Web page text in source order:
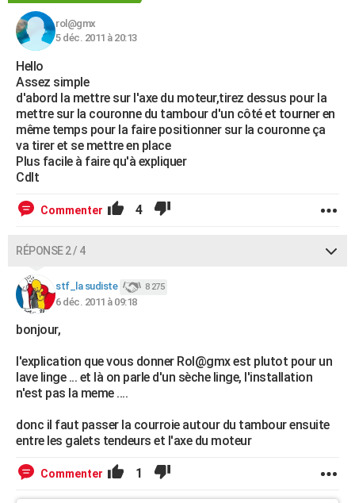
Dictionnaire
Biographies
Citations
Expressions
Proverbes
PROGRAMME TV
COPAINS D'AVANT
S'inscrire
Se connecter
Lycées
Collèges
Primaires
Universités
Entreprises
Service militaire
Avis de recherche
AVIS DE DÉCÈS
FORUM
Bricolage
Lifestyle
Culture
Sport
Auto
Television
Voyage
Cinema
rol@gmx
5 déc. 2011 à 20:13
Hello
Assez simple
d'abord la mettre sur l'axe du moteur,tirez dessus pour la
mettre sur la couronne du tambour d'un côté et tourner en
même temps pour la faire positionner sur la couronne ça
va tirer et se mettre en place
Plus facile à faire qu'à expliquer
Cdlt
Commenter 4
RÉPONSE 2 / 4
stf_la sudiste 8 275
6 déc. 2011 à 09:18
bonjour,
l'explication que vous donner Rol@gmx est plutot pour un
lave linge ... et là on parle d'un sèche linge, l'installation
n'est pas la meme ....
donc il faut passer la courroie autour du tambour ensuite
entre les galets tendeurs et l'axe du moteur
Commenter 1